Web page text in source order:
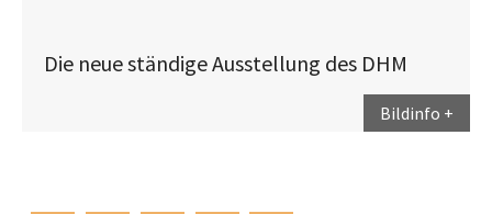
Die neue ständige Ausstellung des DHM
Bildinfo